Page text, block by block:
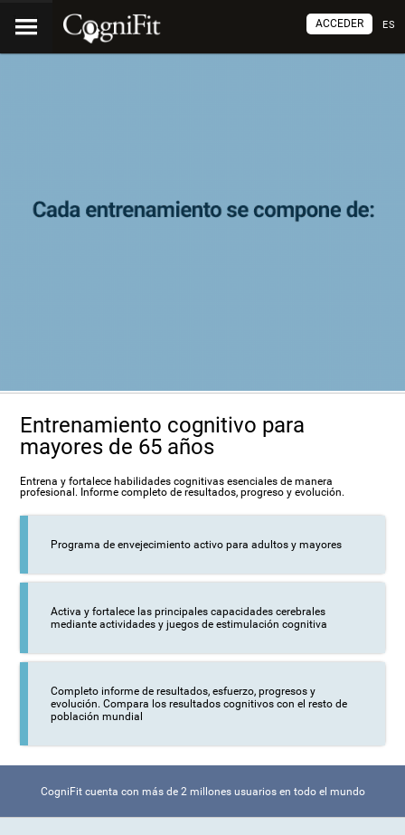
ES
ACCEDER
Entrenamiento cognitivo para
mayores de 65 años
Entrena y fortalece habilidades cognitivas esenciales de manera
profesional. Informe completo de resultados, progreso y evolución.
Programa de envejecimiento activo para adultos y mayores
Activa y fortalece las principales capacidades cerebrales
mediante actividades y juegos de estimulación cognitiva
Completo informe de resultados, esfuerzo, progresos y
evolución. Compara los resultados cognitivos con el resto de
población mundial
CogniFit cuenta con más de 2 millones usuarios en todo el mundo